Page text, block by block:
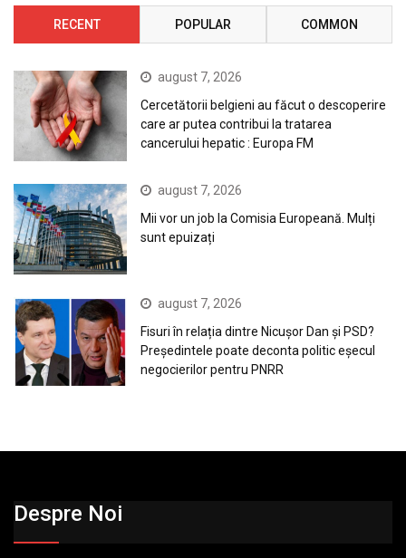
RECENT POPULAR COMMON
august 7, 2026
Cercetătorii belgieni au făcut o descoperire
care ar putea contribui la tratarea
cancerului hepatic : Europa FM
august 7, 2026
Mii vor un job la Comisia Europeană. Mulți
sunt epuizați
august 7, 2026
Fisuri în relația dintre Nicușor Dan și PSD?
Președintele poate deconta politic eșecul
negocierilor pentru PNRR
Despre Noi